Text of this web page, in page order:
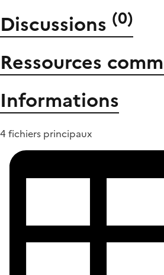
Discussions (0)
Ressources
Informations
4 fichiers principaux